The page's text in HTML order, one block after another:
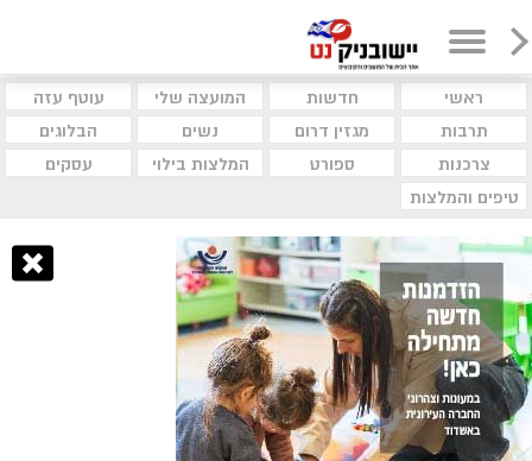
ראשי חדשות המועצה שלי
עוטף עזה
תרבות
מגזין דרום נשים
הבלוגים
צרכנות
ספורט המלצות בילוי
עסקים
טיפים והמלצות